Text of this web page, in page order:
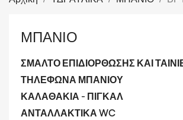
ΜΠΑΝΙΟ
ΣΜΑΛΤΟ ΕΠΙΔΙΟΡΘΩΣΗΣ ΚΑΙ
ΤΗΛΕΦΩΝΑ ΜΠΑΝΙΟΥ
ΚΑΛΑΘΑΚΙΑ - ΠΙΓΚΑΛ
ΑΝΤΑΛΛΑΚΤΙΚΑ WC